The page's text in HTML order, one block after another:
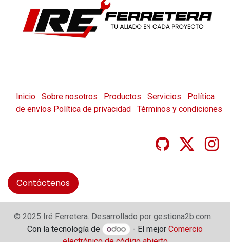
Inicio Sobre nosotros Productos Servicios
Política
de envíos Política de privacidad Términos y condiciones
Contáctenos
© 2025 Iré Ferretera. Desarrollado por gestiona2b.com.
Con la tecnología de
- El mejor Comercio